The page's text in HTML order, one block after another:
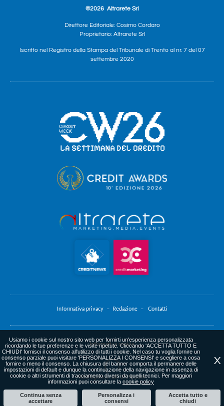
©2026 Altrarete Srl
Direttore Editoriale: Cosimo Cordaro
Proprietario: Altrarete Srl
Iscritto nel Registro della Stampa del Tribunale di Trento al nr. 7 del 07
settembre 2020
Informativa privacy – Redazione – Contatti
Informativa cookie
web agency: altrarete.com
X
Usiamo i cookie sul nostro sito web per fornirti un'esperienza personalizzata
ricordando le tue preferenze e le visite ripetute. Cliccando 'ACCETTA TUTTO E
CHIUDI' fornisci il consenso all'utilizzo di tutti i cookie. Nel caso tu voglia fornire un
consenso parziale puoi visitare 'PERSONALIZZA I CONSENSI' e scegliere a cosa
fornire o meno il consenso. La chiusura del banner comporta il permanere delle
impostazioni di default e dunque la continuazione della navigazione in assenza di
cookie o altri strumenti di tracciamento diversi da quelli tecnici. Per maggiori
informazioni puoi consultare la cookie policy
Continua senza
accettare
Personalizza i
consensi
Accetta tutto e
chiudi